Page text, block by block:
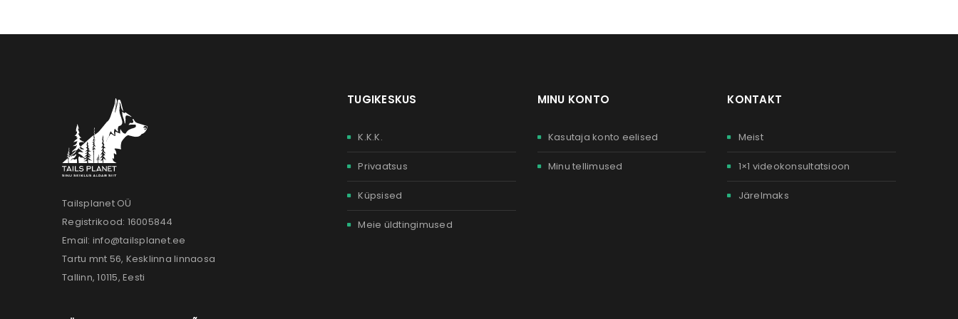
Tailsplanet OÜ
Registrikood: 16005844
Email: info@tailsplanet.ee
Tartu mnt 56, Kesklinna linnaosa
Tallinn, 10115, Eesti
TUGIKESKUS
K.K.K.
Privaatsus
Küpsised
Meie üldtingimused
MINU KONTO
Kasutaja konto eelised
Minu tellimused
KONTAKT
Meist
1×1 videokonsultatsioon
Järelmaks